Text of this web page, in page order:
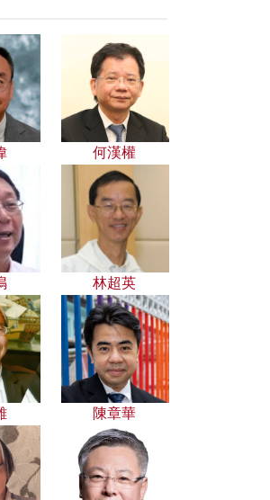
何漢權
林超英
陳章華